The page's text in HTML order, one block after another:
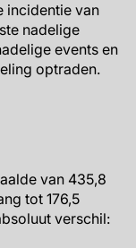
incidentie van
nadelige
events en
optraden.
van 435,8
tot 176,5
verschil: